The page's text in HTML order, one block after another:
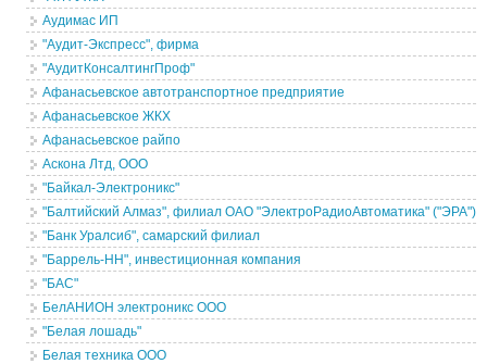
Аудимас ИП
"Аудит-Экспресс", фирма
"АудитКонсалтингПроф"
Афанасьевское автотранспортное предприятие
Афанасьевское ЖКХ
Афанасьевское райпо
Аскона Лтд, ООО
"Байкал-Электроникс"
"Балтийский Алмаз", филиал ОАО "ЭлектроРадиоАвтоматика" ("ЭРА")
"Банк Уралсиб", самарский филиал
"Баррель-НН", инвестиционная компания
"БАС"
БелАНИОН электроникс ООО
"Белая лошадь"
Белая техника ООО